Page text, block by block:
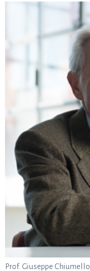
Prof. Giuseppe Chiumello